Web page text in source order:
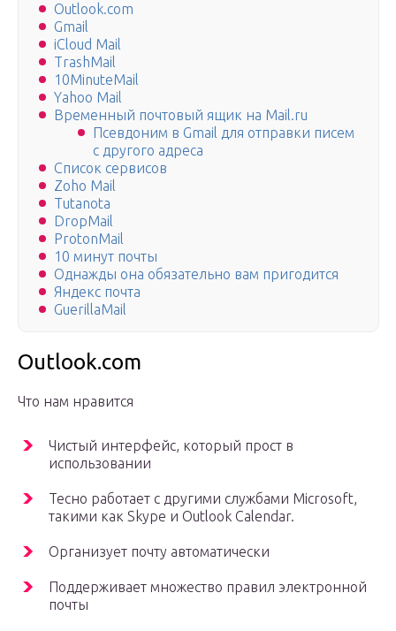
Outlook.com
Gmail
iCloud Mail
TrashMail
10MinuteMail
Yahoo Mail
Временный почтовый ящик на Mail.ru
Псевдоним в Gmail для отправки писем
с другого адреса
Список сервисов
Zoho Mail
Tutanota
DropMail
ProtonMail
10 минут почты
Однажды она обязательно вам пригодится
Яндекс почта
GuerillaMail
Outlook.com
Что нам нравится
Чистый интерфейс, который прост в
использовании
Тесно работает с другими службами Microsoft,
такими как Skype и Outlook Calendar.
Организует почту автоматически
Поддерживает множество правил электронной
почты